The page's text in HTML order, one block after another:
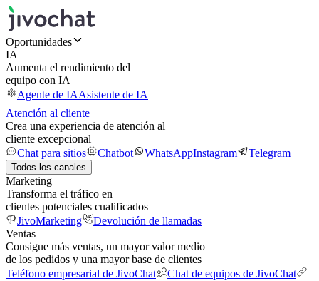
Oportunidades
IA
Aumenta el rendimiento del
equipo con IA
Agente de IAAsistente de IA
Atención al cliente
Crea una experiencia de atención al
cliente excepcional
Chat para sitios
Chatbot WhatsAppInstagram Telegram
Todos los canales
Marketing
Transforma el tráfico en
clientes potenciales cualificados
JivoMarketing
Devolución de llamadas
Ventas
Consigue más ventas, un mayor valor medio
de los pedidos y una mayor base de clientes
Teléfono empresarial de JivoChat
Chat de equipos de JivoChat